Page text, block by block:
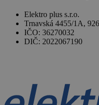
Elektro plus s.r.o.
Trnavská 4455/1A,
IČO: 36270032
DIČ: 2022067190